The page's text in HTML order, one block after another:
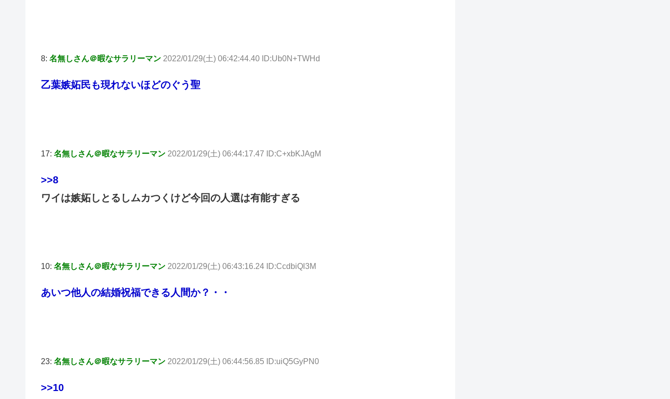
8: 名無しさん＠暇なサラリーマン 2022/01/29(土) 06:42:44.40 ID:Ub0N+TWHd
乙葉嫉妬民も現れないほどのぐう聖
17: 名無しさん＠暇なサラリーマン 2022/01/29(土) 06:44:17.47 ID:C+xbKJAgM
>>8
ワイは嫉妬しとるしムカつくけど今回の人選は有能すぎる
10: 名無しさん＠暇なサラリーマン 2022/01/29(土) 06:43:16.24 ID:CcdbiQl3M
あいつ他人の結婚祝福できる人間か？・・
23: 名無しさん＠暇なサラリーマン 2022/01/29(土) 06:44:56.85 ID:uiQ5GyPN0
>>10